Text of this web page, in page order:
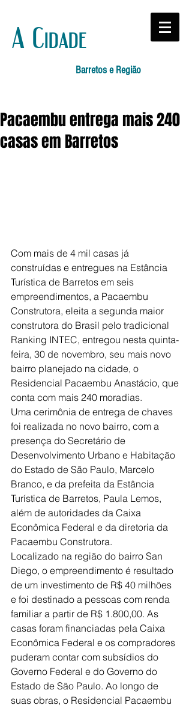
A Cidade
Barretos e Região
Pacaembu entrega mais 240
casas em Barretos
Com mais de 4 mil casas já
construídas e entregues na Estância
Turística de Barretos em seis
empreendimentos, a Pacaembu
Construtora, eleita a segunda maior
construtora do Brasil pelo tradicional
Ranking INTEC, entregou nesta quinta-
feira, 30 de novembro, seu mais novo
bairro planejado na cidade, o
Residencial Pacaembu Anastácio, que
conta com mais 240 moradias.
Uma cerimônia de entrega de chaves
foi realizada no novo bairro, com a
presença do Secretário de
Desenvolvimento Urbano e Habitação
do Estado de São Paulo, Marcelo
Branco, e da prefeita da Estância
Turística de Barretos, Paula Lemos,
além de autoridades da Caixa
Econômica Federal e da diretoria da
Pacaembu Construtora.
Localizado na região do bairro San
Diego, o empreendimento é resultado
de um investimento de R$ 40 milhões
e foi destinado a pessoas com renda
familiar a partir de R$ 1.800,00. As
casas foram financiadas pela Caixa
Econômica Federal e os compradores
puderam contar com subsídios do
Governo Federal e do Governo do
Estado de São Paulo. Ao longo de
suas obras, o Residencial Pacaembu